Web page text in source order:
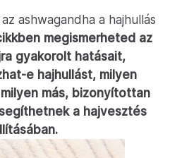
ashwagandha a hajhullás
megismerheted az
gyakorolt hatásait,
e hajhullást, milyen
más, bizonyítottan
a hajvesztés